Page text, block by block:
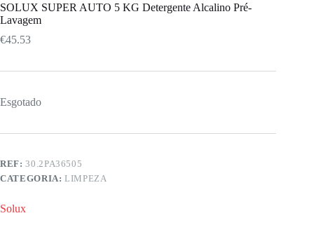
SOLUX SUPER AUTO 5 KG Detergente Alcalino Pré-
Lavagem
€45.53
Esgotado
REF:30.2PA36505
CATEGORIA:LIMPEZA
Solux